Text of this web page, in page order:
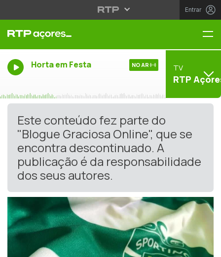
Entrar
Horta em Festa NO AR TV
RTP
Este conteúdo fez parte do
"Blogue Graciosa Online", que se
encontra descontinuado. A
publicação é da responsabilidade
dos seus autores.